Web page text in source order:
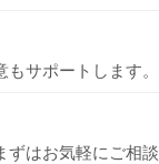
サポートします
はお気軽にご相談